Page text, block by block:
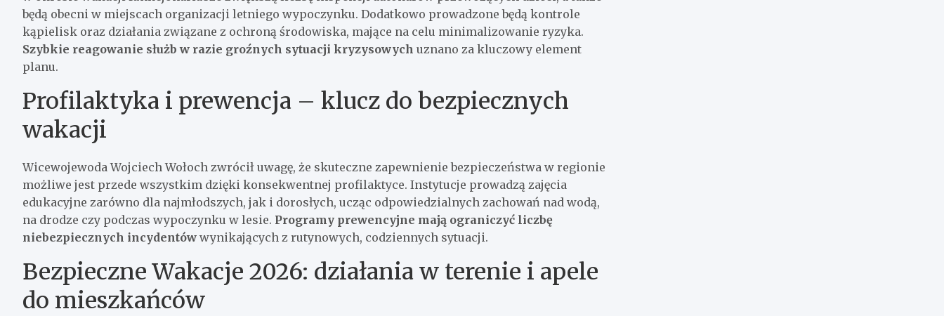
będą obecni w miejscach organizacji letniego wypoczynku. Dodatkowo prowadzone będą kontrole
kąpielisk oraz działania związane z ochroną środowiska, mające na celu minimalizowanie ryzyka.
Szybkie reagowanie służb w razie groźnych sytuacji kryzysowych uznano za kluczowy element
planu.
Profilaktyka i prewencja – klucz do bezpiecznych
wakacji
Wicewojewoda Wojciech Wołoch zwrócił uwagę, że skuteczne zapewnienie bezpieczeństwa w regionie
możliwe jest przede wszystkim dzięki konsekwentnej profilaktyce. Instytucje prowadzą zajęcia
edukacyjne zarówno dla najmłodszych, jak i dorosłych, ucząc odpowiedzialnych zachowań nad wodą,
na drodze czy podczas wypoczynku w lesie. Programy prewencyjne mają ograniczyć liczbę
niebezpiecznych incydentów wynikających z rutynowych, codziennych sytuacji.
Bezpieczne Wakacje 2026: działania w terenie i apele
do mieszkańców